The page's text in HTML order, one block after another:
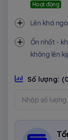
Hoạt động
Lên khá
Ổn nhất -
không lên
Số lượng: